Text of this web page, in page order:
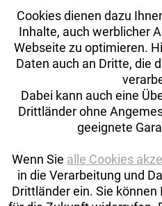
Schalthebel: Shimano XT
Hinterradbremse:
Scheibenbremse von
M6120 Bremssattel //
Scheibenbremse von
M6120 Bremssattel
203 mm // Shimano RT66,
Scheibenaufnahme, 203
Max. Bremsscheibendu
Cookies dienen dazu
Inhalte, auch werblicher
Webseite zu optimieren.
Daten auch an Dritte, die
Dabei kann auch eine
Drittländer ohne
geeignete
Wenn Sie alle Cookies
in die Verarbeitung und
Drittländer ein. Sie